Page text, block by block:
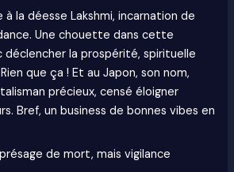
à la déesse Lakshmi, incarnation de
Une chouette dans cette
la prospérité, spirituelle
que ça ! Et au Japon, son nom,
précieux, censé éloigner
Bref, un business de bonnes vibes en
présage de mort, mais vigilance